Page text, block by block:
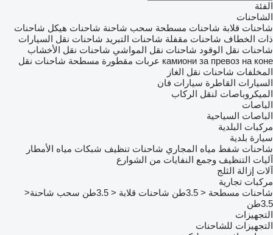
الفئة
الشاحنات
شاحنات قلابة شاحنات مسطحة سحب شاحنة شاحنات هيكل شاحنات
ذات الخطاف شاحنات مقفلة شاحنات التبريد شاحنات نقل السيارات
شاحنات نقل الوقود شاحنات نقل المواشي شاحنات نقل الأخشاب
камиони за превоз на коне عربات مقطورة مسطحة شاحنات نقل
المخلفات شاحنات نقل الغاز
السيارات القاطرة سيارات فان
الميكروباصات لنقل الركاب
الباصات
الباصات السياحية
مركبات البلدية
سيارة بلدية
شاحنات شفط مياه المجاري شاحنات تنظيف شبكات مياه الأمطار
آليات التنظيف وجمع النفايات من الشوارع
آلات إزالة الثلج
مركبات تجارية
شاحنات مسطحة < 3.5طن
شاحنات قلابة < 3.5طن
سحب شاحنة<
3.5طن
التجهيزات
التجهيزات للشاحنات